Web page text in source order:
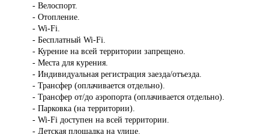
- Велоспорт.
- Отопление.
- Wi-Fi.
- Бесплатный Wi-Fi.
- Курение на всей территории запрещено.
- Места для курения.
- Индивидуальная регистрация заезда/отъезда.
- Трансфер (оплачивается отдельно).
- Трансфер от/до аэропорта (оплачивается отдельно).
- Парковка (на территории).
- Wi-Fi доступен на всей территории.
- Детская площадка на улице.